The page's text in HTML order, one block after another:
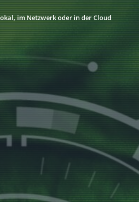
im Netzwerk oder in der Cloud